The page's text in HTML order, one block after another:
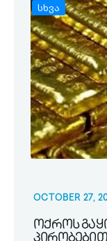
სხვა
OCTOBER 27,
ოქროს